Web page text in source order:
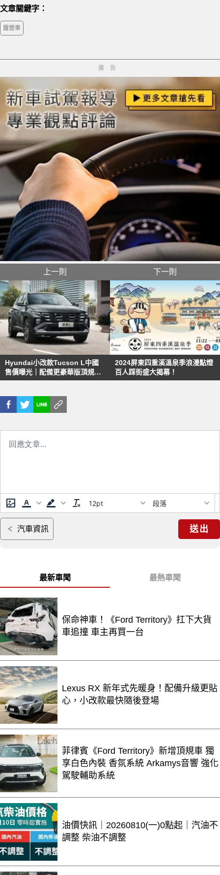
文章關鍵字：
露營車
廣告
上一則
Hyundai小改款Tucson L中國
售價曝光｜配備更豪華版頂規百
萬有找
下一則
2024屏東四重溪溫泉季浪漫點燈
百人踩街盛大揭幕！
12pt 段落
汽車資訊 送出
最新車聞 最熱車聞
保命神車！《Ford Territory》扛下大貨
車追撞 車主再買一台
Lexus RX 新年式先暖身！配備升級更貼
心，小改款最快隨後登場
菲律賓《Ford Territory》新增頂規車 獨
享白色內裝 香氛系統 Arkamys音響 強化
駕駛輔助系統
油價快訊｜20260810(一)0點起｜汽油不
調整 柴油不調整